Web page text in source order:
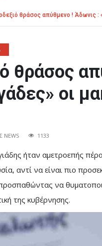
θράσος απύθμενο ! Άδωνις :
θράσος
οι
NEWS 1133
ήταν αμετροεπής
αντί να είναι πιο
να
της κυβέρνησης.